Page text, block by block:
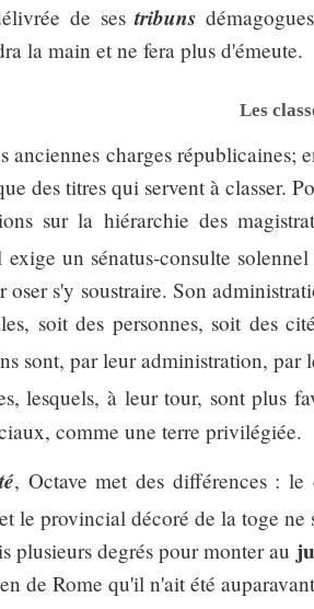
de sestribuns
la main et ne fera plus d'émeute.
Les
anciennes charges
des titres qui servent à classer.
sur la hiérarchie des
un sénatus-consulte
oser s'y soustraire. Son
soit des personnes, soit des
sont, par leur administration, par
lesquels, à leur tour, sont plus
comme une terre privilégiée.
, Octave met des différences :
le provincial décoré de la toge
plusieurs degrés pour monter au
de Rome qu'il n'ait été